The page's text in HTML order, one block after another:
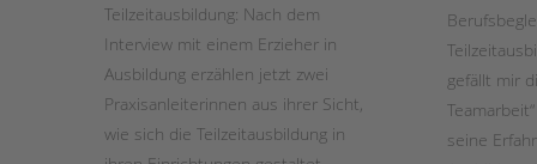
STADTTEILARBEIT
Teilzeitausbildung: Nach dem
Interview mit einem Erzieher in
Ausbildung erzählen jetzt zwei
Praxisanleiterinnen aus ihrer Sicht,
wie sich die Teilzeitausbildung in
gefällt mir
seine